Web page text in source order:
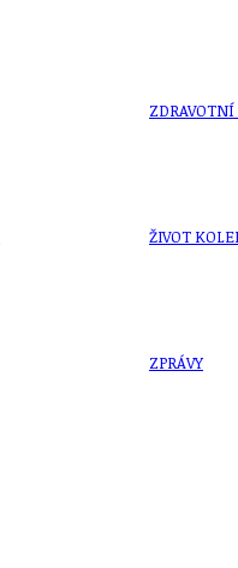
ŽIVOT
ZPRÁVY